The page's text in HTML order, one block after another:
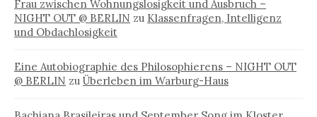
Frau zwischen Wohnungslosigkeit und Ausbruch –
NIGHT OUT @ BERLIN zu Klassenfragen, Intelligenz
und Obdachlosigkeit
Eine Autobiographie des Philosophierens – NIGHT OUT
@ BERLIN zu Überleben im Warburg-Haus